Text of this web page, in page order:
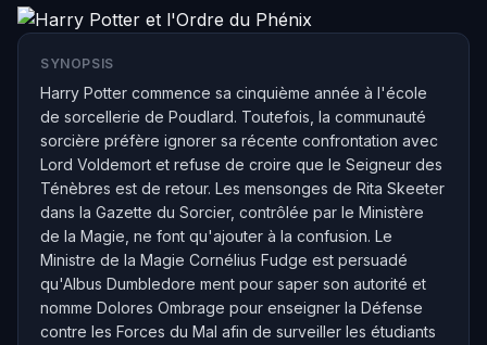
SYNOPSIS
Harry Potter commence sa cinquième année à l'école
de sorcellerie de Poudlard. Toutefois, la communauté
sorcière préfère ignorer sa récente confrontation avec
Lord Voldemort et refuse de croire que le Seigneur des
Ténèbres est de retour. Les mensonges de Rita Skeeter
dans la Gazette du Sorcier, contrôlée par le Ministère
de la Magie, ne font qu'ajouter à la confusion. Le
Ministre de la Magie Cornélius Fudge est persuadé
qu'Albus Dumbledore ment pour saper son autorité et
nomme Dolores Ombrage pour enseigner la Défense
contre les Forces du Mal afin de surveiller les étudiants